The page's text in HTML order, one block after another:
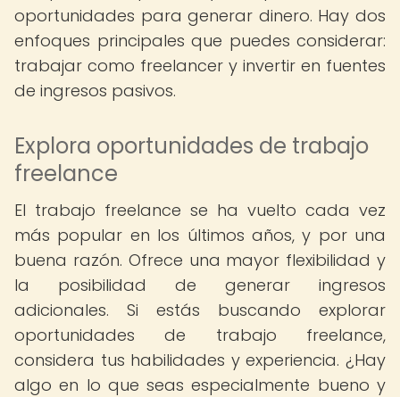
oportunidades para generar dinero. Hay dos
enfoques principales que puedes considerar:
trabajar como freelancer y invertir en fuentes
de ingresos pasivos.
Explora oportunidades de trabajo
freelance
El trabajo freelance se ha vuelto cada vez
más popular en los últimos años, y por una
buena razón. Ofrece una mayor flexibilidad y
la posibilidad de generar ingresos
adicionales. Si estás buscando explorar
oportunidades de trabajo freelance,
considera tus habilidades y experiencia. ¿Hay
algo en lo que seas especialmente bueno y